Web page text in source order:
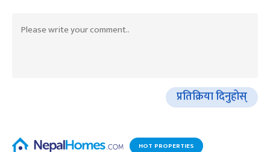
प्रतिक्रिया दिनुहोस्
HOT PROPERTIES